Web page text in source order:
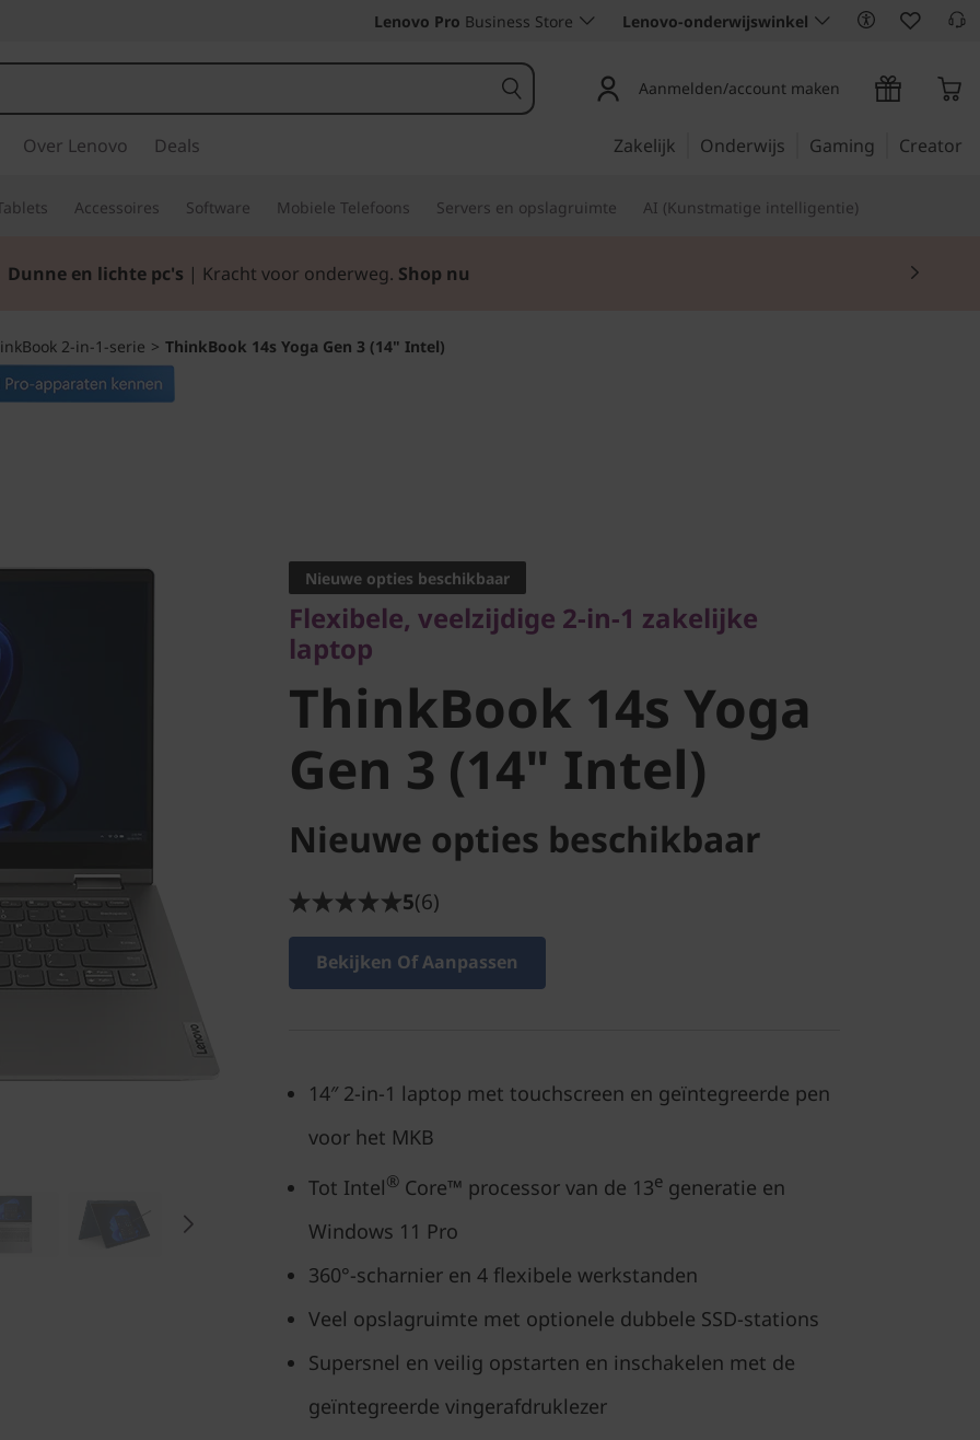
Lenovo Pro Business Store Lenovo-onderwijswinkel
Aanmelden/account maken
Over Lenovo Deals Zakelijk Onderwijs Gaming Creator
Accessoires Software Mobiele Telefoons Servers en opslagruimte AI (Kunstmatige intelligentie)
Dunne en lichte pc's | Kracht voor onderweg. Shop nu
2-in-1-serie > ThinkBook 14s Yoga Gen 3 (14" Intel)
laptop
ThinkBook 14s Yoga
Gen 3 (14" Intel)
Nieuwe opties beschikbaar
Flexibele, veelzijdige 2-in-1 zakelijke
laptop
ThinkBook 14s Yoga
Gen 3 (14" Intel)
Nieuwe opties beschikbaar
5(6)
Bekijken Of Aanpassen
14″ 2-in-1 laptop met touchscreen en geïntegreerde pen
voor het MKB
Tot Intel® Core™ processor van de 13e generatie en
Windows 11 Pro
360°-scharnier en 4 flexibele werkstanden
Veel opslagruimte met optionele dubbele SSD-stations
Supersnel en veilig opstarten en inschakelen met de
geïntegreerde vingerafdruklezer